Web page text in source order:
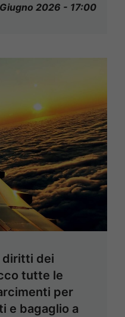
2026 - 17:00
diritti dei
tutte le
per
e bagaglio a